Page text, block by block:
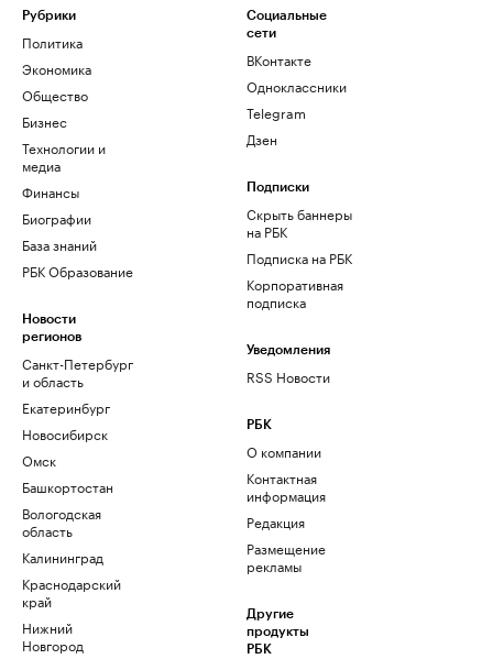
Рубрики
Политика
Экономика
Общество
Бизнес
Технологии и
медиа
Финансы
Биографии
База знаний
РБК Образование
Новости
регионов
Санкт-Петербург
и область
Екатеринбург
Новосибирск
Омск
Башкортостан
Вологодская
область
Калининград
Краснодарский
край
Нижний
Новгород
Социальные
сети
ВКонтакте
Одноклассники
Telegram
Дзен
Подписки
Скрыть баннеры
на РБК
Подписка на РБК
Корпоративная
подписка
Уведомления
RSS Новости
РБК
О компании
Контактная
информация
Редакция
Размещение
рекламы
Другие
продукты
РБК